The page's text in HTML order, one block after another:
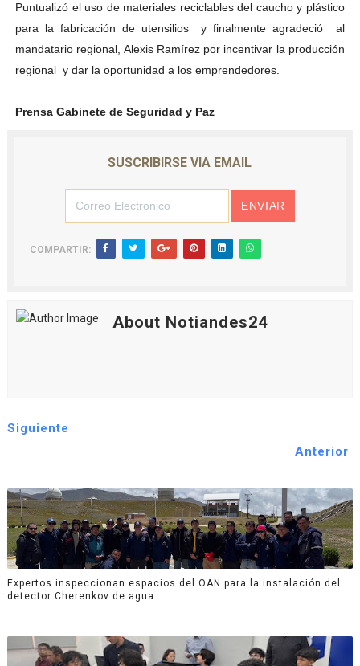
Puntualizó el uso de materiales reciclables del caucho y plástico
para la fabricación de utensilios y finalmente agradeció al
mandatario regional, Alexis Ramírez por incentivar la producción
regional y dar la oportunidad a los emprendedores.
Prensa Gabinete de Seguridad y Paz
SUSCRIBIRSE VIA EMAIL
COMPARTIR:
About Notiandes24
Siguiente
Anterior
Expertos inspeccionan espacios del OAN para la instalación del
detector Cherenkov de agua